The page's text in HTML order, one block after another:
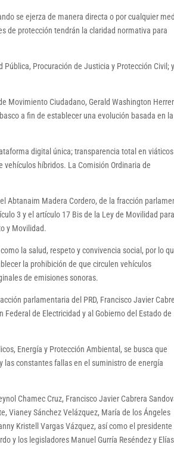
se ejerza de manera directa o por cualquier
de protección tendrán la claridad normativa para
Procuración de Justicia y Protección Civil;
Movimiento Ciudadano, Gerald Washington
a fin de establecer una evolución basada en la
digital única; transparencia total en
híbridos. La Comisión Ordinaria de
Abtanaim Madera Cordero, de la fracción
3 y el artículo 17 Bis de la Ley de Movilidad para
y Movilidad.
la salud, respeto y convivencia social, por lo
la prohibición de que circulen vehículos
de emisiones sonoras.
parlamentaria del PRD, Francisco Javier
de Electricidad y al Gobierno del Estado de
Energía y Protección Ambiental, se busca que
constantes fallas en el suministro de energía
Chamec Cruz, Francisco Javier Cabrera
Vianey Sánchez Velázquez, María de los Ángeles
Kristell Vargas Vázquez, así como el presidente
y los legisladores Manuel Gurría Reséndez y Elías